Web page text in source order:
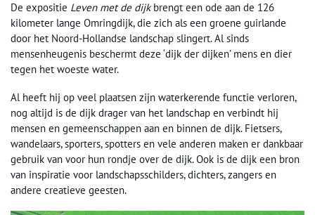
De expositie Leven met de dijkbrengt een ode aan de 126
kilometer lange Omringdijk, die zich als een groene guirlande
door het Noord-Hollandse landschap slingert. Al sinds
mensenheugenis beschermt deze ‘dijk der dijken’ mens en dier
tegen het woeste water.
Al heeft hij op veel plaatsen zijn waterkerende functie verloren,
nog altijd is de dijk drager van het landschap en verbindt hij
mensen en gemeenschappen aan en binnen de dijk. Fietsers,
wandelaars, sporters, spotters en vele anderen maken er dankbaar
gebruik van voor hun rondje over de dijk. Ook is de dijk een bron
van inspiratie voor landschapsschilders, dichters, zangers en
andere creatieve geesten.